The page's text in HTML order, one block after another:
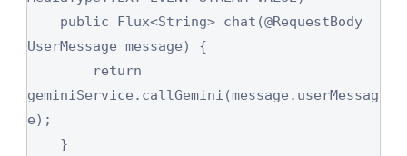
UserMessage message) {
geminiService.callGemini(message.userMessag
e);